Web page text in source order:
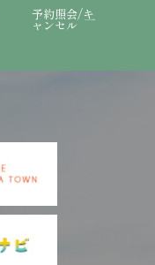
せは下記までご連絡
予約照会/キ
ャンセル